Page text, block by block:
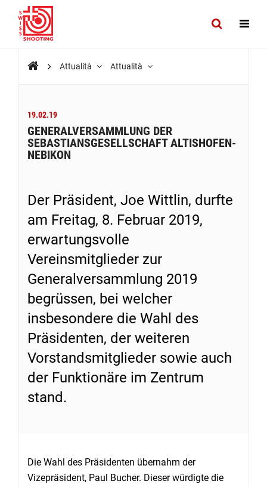
Attualità Attualità
19.02.19
GENERALVERSAMMLUNG DER
SEBASTIANSGESELLSCHAFT ALTISHOFEN-
NEBIKON
Der Präsident, Joe Wittlin, durfte
am Freitag, 8. Februar 2019,
erwartungsvolle
Vereinsmitglieder zur
Generalversammlung 2019
begrüssen, bei welcher
insbesondere die Wahl des
Präsidenten, der weiteren
Vorstandsmitglieder sowie auch
der Funktionäre im Zentrum
stand.
Die Wahl des Präsidenten übernahm der
Vizepräsident, Paul Bucher. Dieser würdigte die